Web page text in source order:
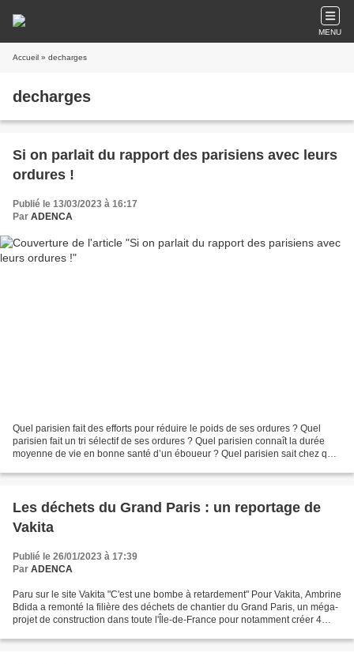
MENU
Accueil » decharges
decharges
Si on parlait du rapport des parisiens avec leurs
ordures !
Publié le 13/03/2023 à 16:17
Par ADENCA
Quel parisien fait des efforts pour réduire le poids de ses ordures ? Quel
parisien fait un tri sélectif de ses ordures ? Quel parisien connaît la durée
moyenne de vie en bonne santé d’un éboueur ? Quel parisien sait chez qui
Les déchets du Grand Paris : un reportage de
Vakita
Publié le 26/01/2023 à 17:39
Par ADENCA
Paru sur le site Vakita "C'est une bombe à retardement" Pour Vakita, Ambrine
Bdida a remonté la filière des déchets de chantier du Grand Paris, un méga-
projet de construction dans toute l'Île-de-France pour notamment créer 4